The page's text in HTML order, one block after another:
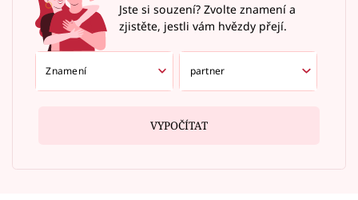
Jste si souzení? Zvolte znamení a
zjistěte, jestli vám hvězdy přejí.
VYPOČÍTAT